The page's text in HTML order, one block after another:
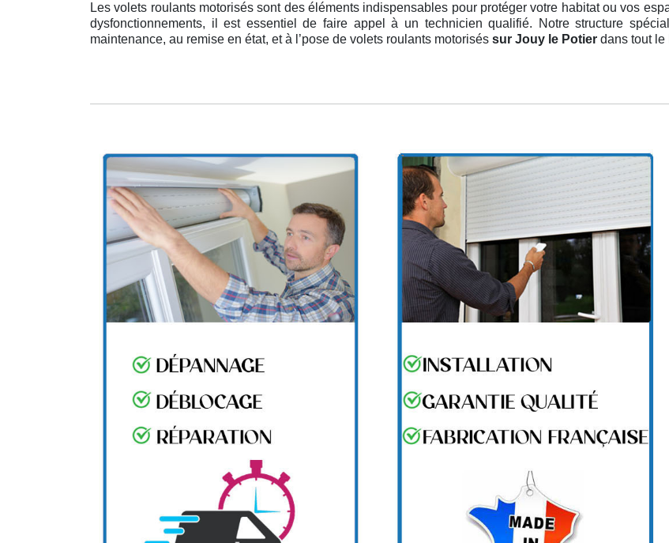
Les volets roulants motorisés sont des éléments indispensables pour protéger votre habitat ou vos
dysfonctionnements, il est essentiel de faire appel à un technicien qualifié. Notre structure
maintenance, au remise en état, et à l’pose de volets roulants motorisés sur Jouy le Potier dans tout le